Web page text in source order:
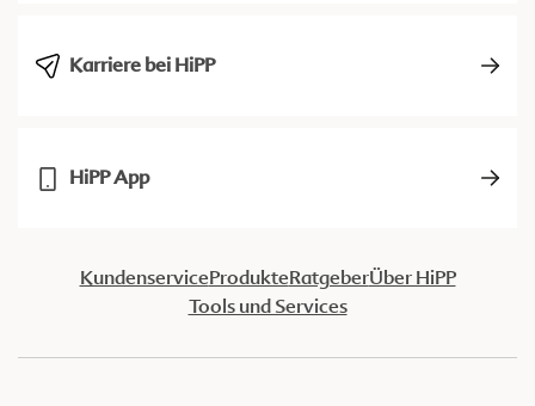
Karriere bei HiPP
HiPP App
KundenserviceProdukteRatgeberÜber HiPP
Tools und Services